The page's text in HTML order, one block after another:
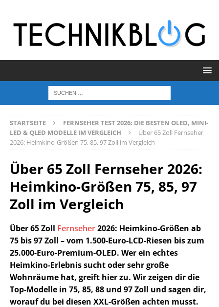
STARTSEITE
FERNSEHER TEST 2026: DIE BESTEN OLED, MINI-
LED & QLED MODELLE IM VERGLEICH
Über 65 Zoll Fernseher
2026: Heimkino-Größen 75, 85, 97 Zoll im Vergleich
Über 65 Zoll Fernseher 2026:
Heimkino-Größen 75, 85, 97
Zoll im Vergleich
Über 65 Zoll Fernseher2026: Heimkino-Größen ab
75 bis 97 Zoll – vom 1.500-Euro-LCD-Riesen bis zum
25.000-Euro-Premium-OLED. Wer ein echtes
Heimkino-Erlebnis sucht oder sehr große
Wohnräume hat, greift hier zu. Wir zeigen dir die
Top-Modelle in 75, 85, 88 und 97 Zoll und sagen dir,
worauf du bei diesen XXL-Größen achten musst.